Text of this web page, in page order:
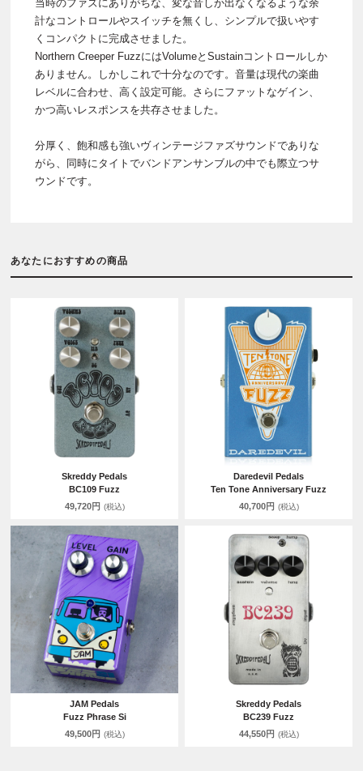
当時のファズにありがちな、変な音しか出なくなるような余
計なコントロールやスイッチを無くし、シンプルで扱いやす
くコンパクトに完成させました。
Northern Creeper FuzzにはVolumeとSustainコントロールしか
ありません。しかしこれで十分なのです。音量は現代の楽曲
レベルに合わせ、高く設定可能。さらにファットなゲイン、
かつ高いレスポンスを共存させました。
分厚く、飽和感も強いヴィンテージファズサウンドでありな
がら、同時にタイトでバンドアンサンブルの中でも際立つサ
ウンドです。
あなたにおすすめの商品
Skreddy Pedals
BC109 Fuzz
49,720円 (税込)
Daredevil Pedals
Ten Tone Anniversary Fuzz
40,700円 (税込)
JAM Pedals
Fuzz Phrase Si
49,500円 (税込)
Skreddy Pedals
BC239 Fuzz
44,550円 (税込)